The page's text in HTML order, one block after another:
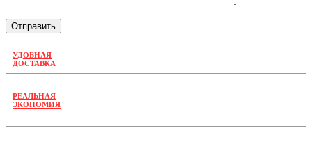
УДОБНАЯ
ДОСТАВКА
РЕАЛЬНАЯ
ЭКОНОМИЯ